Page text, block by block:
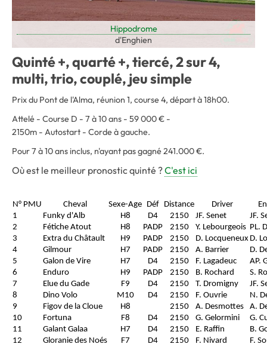
Hippodrome
d'Enghien
Quinté +, quarté +, tiercé, 2 sur 4,
multi, trio, couplé, jeu simple
Prix du Pont de l'Alma, réunion 1, course 4, départ à 18h00.
Attelé - Course D - 7 à 10 ans - 59 000 € -
2150m - Autostart - Corde à gauche.
Pour 7 à 10 ans inclus, n'ayant pas gagné 241.000 €.
Où est le meilleur pronostic quinté ?C'est ici
N° PMU Cheval Sexe-Age Déf Distance Driver
1
Funky d'Alb H8 D4 2150 JF. Senet
JF.
2
Fétiche Atout H8 PADP 2150 Y. Lebourgeois PL.
3
Extra du Châtault H9 PADP 2150 D. Locqueneux D.
4
Gilmour H7 PADP 2150 A. Barrier
D.
5
Galon de Vire H7 D4 2150 F. Lagadeuc
AP.
6
Enduro H9 PADP 2150 B. Rochard
S.
7
Elue du Gade F9 D4 2150 T. Dromigny
JF.
8
Dino Volo M10 D4 2150 F. Ouvrie
N.
9
Figov de la Cloue H8 2150 A. Desmottes
A.
10
Fortuna F8 D4 2150 G. Gelormini
G.
11
Galant Galaa H7 D4 2150 E. Raffin
B.
12
Gloranie des Noés F7 D4 2150 F. Nivard
F.